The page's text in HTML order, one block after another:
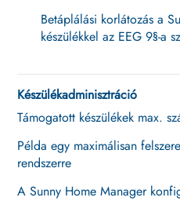
Betáplálási korlátozás a
készülékkel az EEG 9§-a
Készülékadminisztráció
Támogatott készülékek max.
Példa egy maximálisan
rendszerre
A Sunny Home Manager